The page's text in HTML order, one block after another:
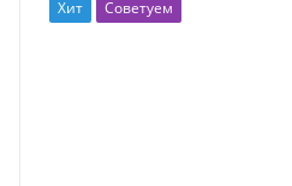
Хит Советуем